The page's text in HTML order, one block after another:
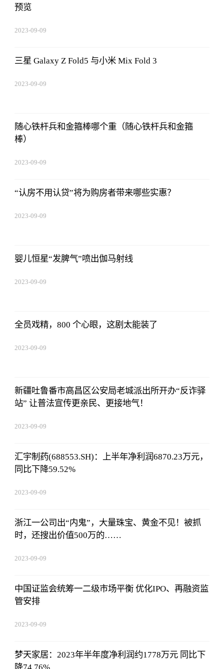
预览
2023-09-09
三星 Galaxy Z Fold5 与小米 Mix Fold 3
2023-09-09
随心铁杆兵和金箍棒哪个重（随心铁杆兵和金箍
棒）
2023-09-09
“认房不用认贷”将为购房者带来哪些实惠？
2023-09-09
婴儿恒星“发脾气”喷出伽马射线
2023-09-09
全员戏精，800 个心眼，这剧太能装了
2023-09-09
新疆吐鲁番市高昌区公安局老城派出所开办“反诈驿
站” 让普法宣传更亲民、更接地气！
2023-09-09
汇宇制药(688553.SH)：上半年净利润6870.23万元，
同比下降59.52%
2023-09-09
浙江一公司出“内鬼”，大量珠宝、黄金不见！被抓
时，还搜出价值500万的……
2023-09-09
中国证监会统筹一二级市场平衡 优化IPO、再融资监
管安排
2023-09-09
梦天家居：2023年半年度净利润约1778万元 同比下
降74.76%